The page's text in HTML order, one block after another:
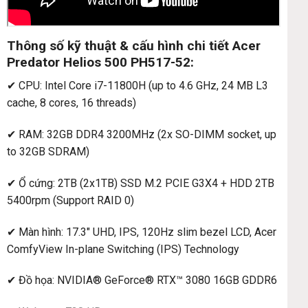
Thông số kỹ thuật & cấu hình chi tiết Acer
Predator Helios 500 PH517-52:
✔ CPU: Intel Core i7-11800H (up to 4.6 GHz, 24 MB L3
cache, 8 cores, 16 threads)
✔ RAM: 32GB DDR4 3200MHz (2x SO-DIMM socket, up
to 32GB SDRAM)
✔ Ổ cứng: 2TB (2x1TB) SSD M.2 PCIE G3X4 + HDD 2TB
5400rpm (Support RAID 0)
✔ Màn hình: 17.3″ UHD, IPS, 120Hz slim bezel LCD, Acer
ComfyView In-plane Switching (IPS) Technology
✔ Đồ họa: NVIDIA® GeForce® RTX™ 3080 16GB GDDR6